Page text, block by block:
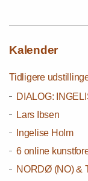
Kalender
Tidligere
DIALOG:
Lars Ibsen
Ingelise Holm
6 online
NORDØ (NO) &